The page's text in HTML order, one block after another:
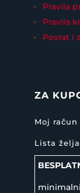
Pravila
Pravila
Povrat i
ZA
Moj račun
Lista želja